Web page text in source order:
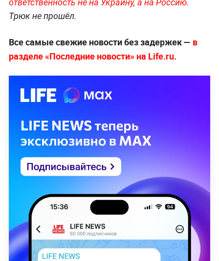
ответственность не на Украину, а на Россию.
Трюк не прошёл.
Все самые свежие новости без задержек — в
разделе «Последние новости» на Life.ru.